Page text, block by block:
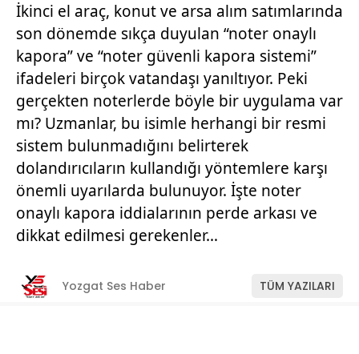
İkinci el araç, konut ve arsa alım satımlarında
son dönemde sıkça duyulan “noter onaylı
kapora” ve “noter güvenli kapora sistemi”
ifadeleri birçok vatandaşı yanıltıyor. Peki
gerçekten noterlerde böyle bir uygulama var
mı? Uzmanlar, bu isimle herhangi bir resmi
sistem bulunmadığını belirterek
dolandırıcıların kullandığı yöntemlere karşı
önemli uyarılarda bulunuyor. İşte noter
onaylı kapora iddialarının perde arkası ve
dikkat edilmesi gerekenler…
Yozgat Ses Haber TÜM YAZILARI